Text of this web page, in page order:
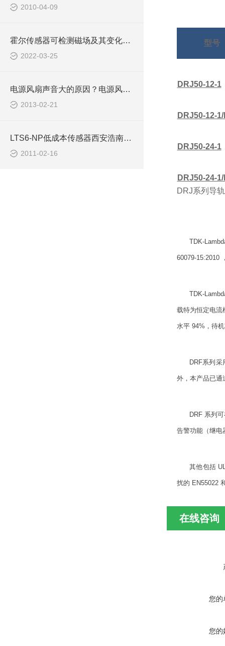
2010-04-09
霍尔传感器可检测磁场及其变化，精度高宽带宽
2022-03-25
电源风扇声音大的原因？电源风扇声音大的解决办法-
2013-02-21
LTS6-NP低成本传感器西安浩南电子科技
2011-02-16
型号
DRJ50-12-1
DRJ50-12-1/
DRJ50-24-1
DRJ50-24-1/
DRJ系列导
TDK-
60079-15:2010
TDK-
载特为恒定电流
水平 94%，待
DRF系列
外，本产品已通
DRF 系列
告警功能（继电
其他包括
扰的 EN55022
在线咨询
您的
您的